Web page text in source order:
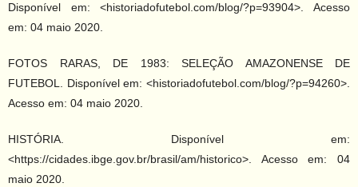
Disponível em: <historiadofutebol.com/blog/?p=93904>. Acesso
em: 04 maio 2020.
FOTOS RARAS, DE 1983: SELEÇÃO AMAZONENSE DE
FUTEBOL. Disponível em: <historiadofutebol.com/blog/?p=94260>.
Acesso em: 04 maio 2020.
HISTÓRIA. Disponível em:
<https://cidades.ibge.gov.br/brasil/am/historico>. Acesso em: 04
maio 2020.